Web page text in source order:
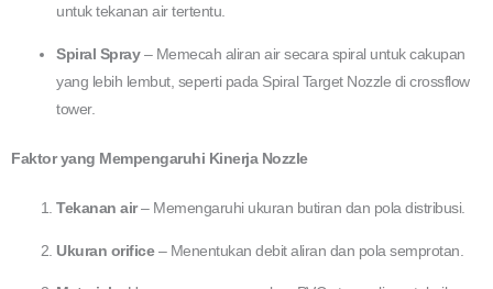
untuk tekanan air tertentu.
Spiral Spray– Memecah aliran air secara spiral untuk cakupan
yang lebih lembut, seperti pada Spiral Target Nozzle di crossflow
tower.
Faktor yang Mempengaruhi Kinerja Nozzle
Tekanan air– Memengaruhi ukuran butiran dan pola distribusi.
Ukuran orifice– Menentukan debit aliran dan pola semprotan.